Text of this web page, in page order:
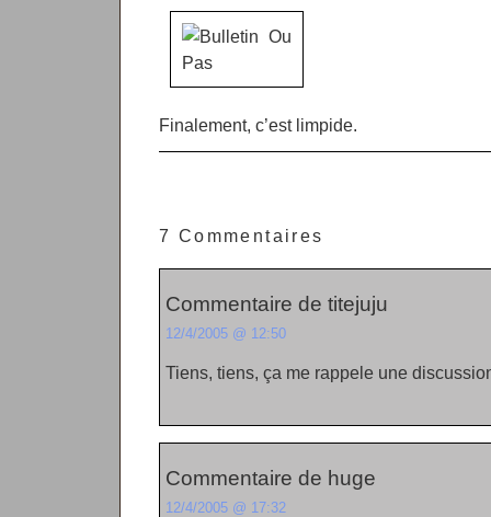
Finalement, c’est limpide.
7 Commentaires
Commentaire de titejuju
12/4/2005 @ 12:50
Tiens, tiens, ça me rappele une
Commentaire de huge
12/4/2005 @ 17:32